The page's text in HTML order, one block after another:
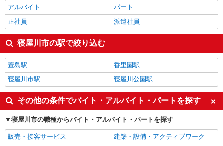
アルバイト
パート
正社員
派遣社員
寝屋川市の駅で絞り込む
萱島駅
香里園駅
寝屋川市駅
寝屋川公園駅
その他の条件でバイト・アルバイト・パートを探す
寝屋川市の職種からバイト・アルバイト・パートを探す
販売・接客サービス
建築・設備・アクティブワーク